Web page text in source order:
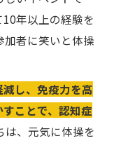
年以上の経験を
者に笑いと体操
し、免疫力を高
ことで、認知症
は、元気に体操を